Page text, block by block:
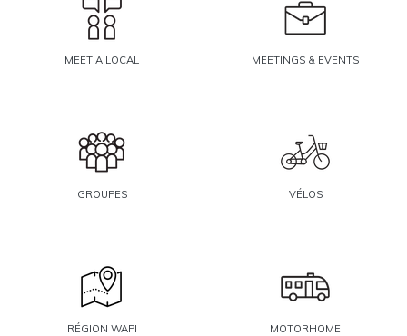
MEET A LOCAL MEETINGS & EVENTS
GROUPES VÉLOS
RÉGION WAPI MOTORHOME